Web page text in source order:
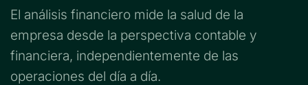
El análisis financiero mide la salud de la
empresa desde la perspectiva contable y
financiera, independientemente de las
operaciones del día a día.